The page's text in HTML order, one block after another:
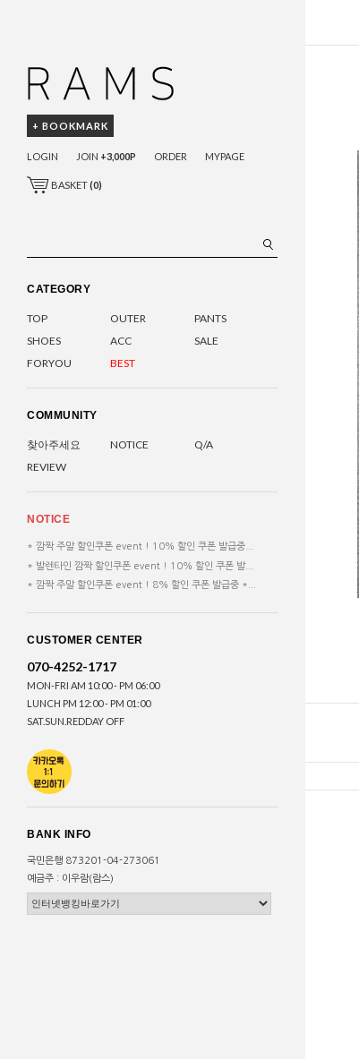
+ BOOKMARK
LOGIN JOIN +3,000P ORDER MYPAGE
BASKET(0)
CATEGORY
TOP OUTER
PANTS
SHOES
ACC
SALE
FORYOU
BEST
COMMUNITY
찾아주세요 NOTICE
Q/A
REVIEW
NOTICE
* 깜짝 주말 할인쿠폰 event ! 10% 할인 쿠폰 발급중...
* 발렌타인 깜짝 할인쿠폰 event ! 10% 할인 쿠폰 발...
* 깜짝 주말 할인쿠폰 event ! 8% 할인 쿠폰 발급중 *...
CUSTOMER CENTER
070-4252-1717
MON-FRI AM 10:00 - PM 06:00
LUNCH PM 12:00 - PM 01:00
SAT.SUN.REDDAY OFF
BANK INFO
국민은행 873201-04-273061
예금주 : 이우람(람스)